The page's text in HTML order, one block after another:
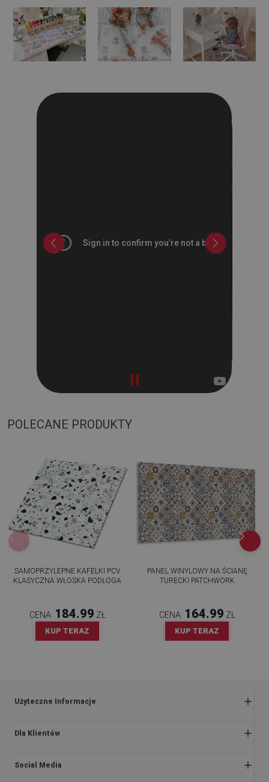
POLECANE PRODUKTY
SAMOPRZYLEPNE KAFELKI PCV
KLASYCZNA WŁOSKA PODŁOGA
CENA: 184.99 ZŁ
KUP TERAZ
PANEL WINYLOWY NA ŚCIANĘ
TURECKI PATCHWORK
CENA: 164.99 ZŁ
KUP TERAZ
Użyteczne Informacje
Zwroty i reklamacje
Polityka prywatności i cookies
Dla Klientów
O nas
Social Media